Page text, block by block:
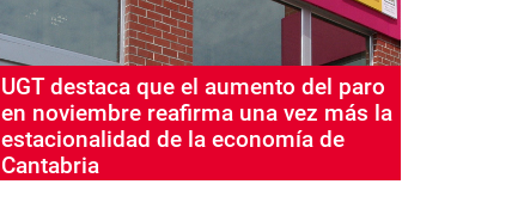
UGT destaca que el aumento del paro
en noviembre reafirma una vez más la
estacionalidad de la economía de
Cantabria